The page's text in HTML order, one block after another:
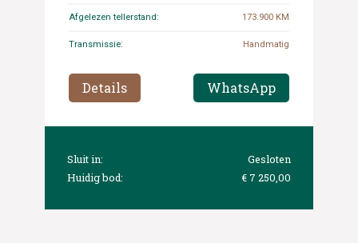
Afgelezen tellerstand: 173.900 KM
Transmissie: Handmatig
Details WhatsApp
Sluit in:
Gesloten
Huidig bod:
€ 7 250,00